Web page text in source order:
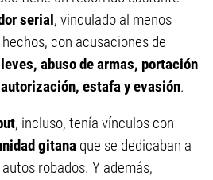
serial, vinculado al menos
con acusaciones de
abuso de armas, portación
estafa y evasión.
, incluso, tenía vínculos con
gitana que se dedicaban a
robados. Y además,